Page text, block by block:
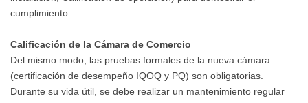
cumplimiento.
Calificación de la Cámara de Comercio
Del mismo modo, las pruebas formales de la nueva cámara
(certificación de desempeño IQOQ y PQ) son obligatorias.
Durante su vida útil, se debe realizar un mantenimiento regular